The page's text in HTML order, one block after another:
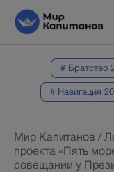
# Братство
# Навигация
Мир Капитанов /
проекта «Пять
совещании у